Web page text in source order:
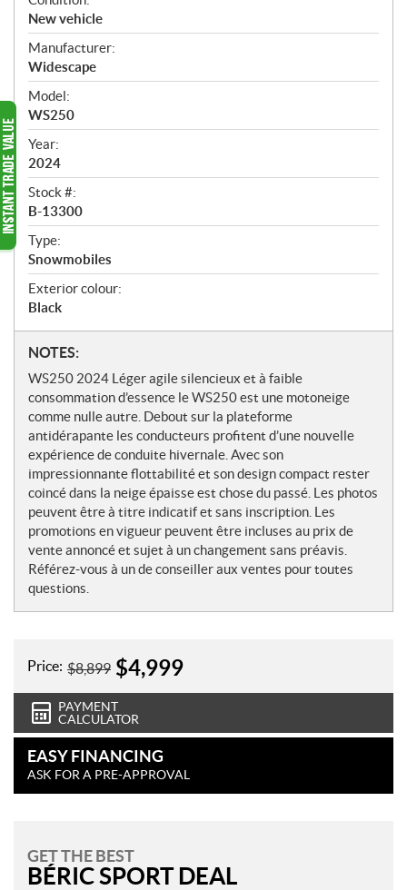
v
e
r
v
i
e
w
New vehicle
Manufacturer:
Widescape
Model:
WS250
Year:
2024
Stock #:
B-13300
Type:
Snowmobiles
Exterior colour:
Black
N
o
t
e
s
NOTES:
WS250 2024 Léger agile silencieux et à faible
consommation d’essence le WS250 est une motoneige
comme nulle autre. Debout sur la plateforme
antidérapante les conducteurs profitent d’une nouvelle
expérience de conduite hivernale. Avec son
impressionnante flottabilité et son design compact rester
coincé dans la neige épaisse est chose du passé. Les photos
peuvent être à titre indicatif et sans inscription. Les
promotions en vigueur peuvent être incluses au prix de
vente annoncé et sujet à un changement sans préavis.
Référez-vous à un de conseiller aux ventes pour toutes
questions.
Price: $8,899 $4,999
PAYMENT
CALCULATOR
EASY FINANCING
ASK FOR A PRE-APPROVAL
GET THE BEST
BÉRIC SPORT DEAL